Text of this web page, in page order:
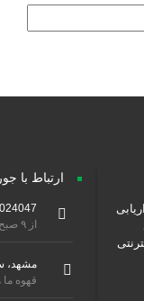
ارتباط با
از ۹ صبح هستیم و پیغام‌گیر چک می‌شود
مشهد، سر
قهوه